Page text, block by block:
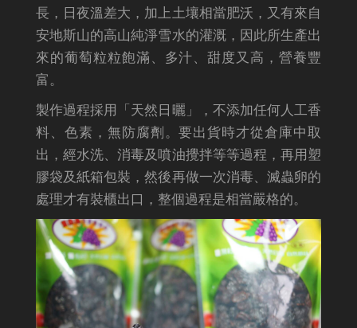
長，日夜溫差大，加上土壤相當肥沃，又有來自
安地斯山的高山純淨雪水的灌溉，因此所生產出
來的葡萄粒粒飽滿、多汁、甜度又高，營養豐
富。
製作過程採用「天然日曬」，不添加任何人工香
料、色素，無防腐劑。要出貨時才從倉庫中取
出，經水洗、消毒及噴油攪拌等等過程，再用塑
膠袋及紙箱包裝，然後再做一次消毒、滅蟲卵的
處理才有裝櫃出口，整個過程是相當嚴格的。